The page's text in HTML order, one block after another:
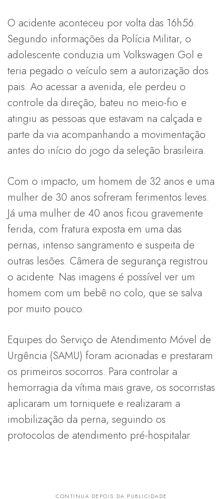
O acidente aconteceu por volta das 16h56.
Segundo informações da Polícia Militar, o
adolescente conduzia um Volkswagen Gol e
teria pegado o veículo sem a autorização dos
pais. Ao acessar a avenida, ele perdeu o
controle da direção, bateu no meio-fio e
atingiu as pessoas que estavam na calçada e
parte da via acompanhando a movimentação
antes do início do jogo da seleção brasileira.
Com o impacto, um homem de 32 anos e uma
mulher de 30 anos sofreram ferimentos leves.
Já uma mulher de 40 anos ficou gravemente
ferida, com fratura exposta em uma das
pernas, intenso sangramento e suspeita de
outras lesões. Câmera de segurança registrou
o acidente. Nas imagens é possível ver um
homem com um bebê no colo, que se salva
por muito pouco.
Equipes do Serviço de Atendimento Móvel de
Urgência (SAMU) foram acionadas e prestaram
os primeiros socorros. Para controlar a
hemorragia da vítima mais grave, os socorristas
aplicaram um torniquete e realizaram a
imobilização da perna, seguindo os
protocolos de atendimento pré-hospitalar.